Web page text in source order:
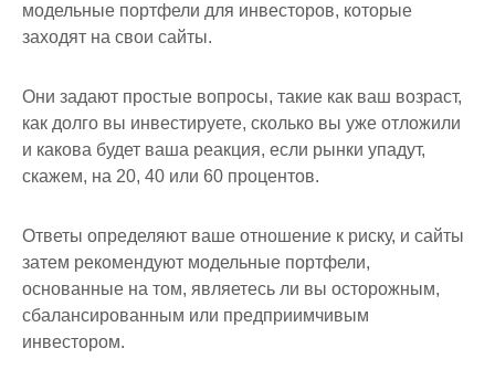
модельные портфели для инвесторов, которые
заходят на свои сайты.
Они задают простые вопросы, такие как ваш возраст,
как долго вы инвестируете, сколько вы уже отложили
и какова будет ваша реакция, если рынки упадут,
скажем, на 20, 40 или 60 процентов.
Ответы определяют ваше отношение к риску, и сайты
затем рекомендуют модельные портфели,
основанные на том, являетесь ли вы осторожным,
сбалансированным или предприимчивым
инвестором.